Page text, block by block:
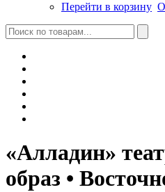
Перейти в корзину
«Алладин»
образ •